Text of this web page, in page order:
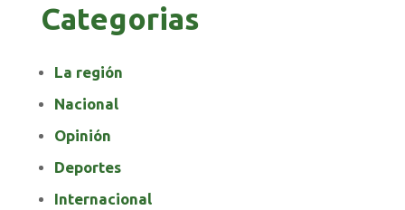
Categorias
La región
Nacional
Opinión
Deportes
Internacional